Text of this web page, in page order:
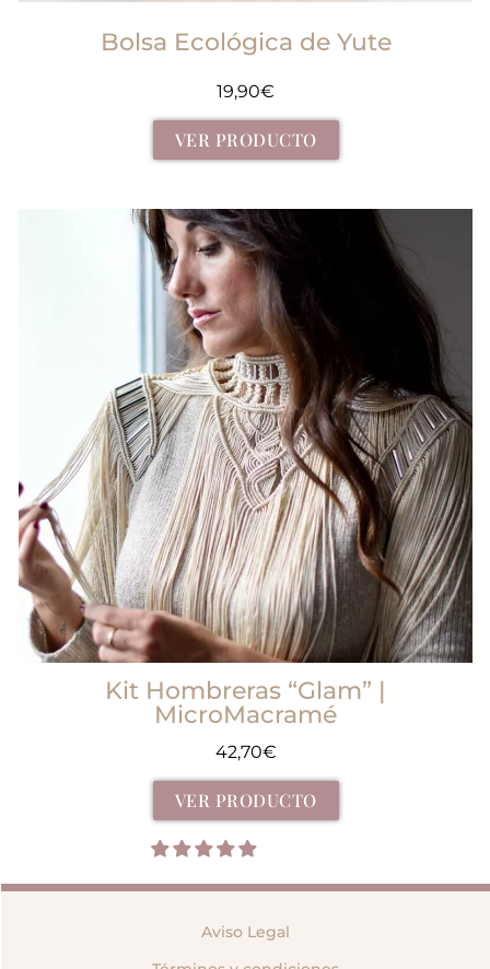
Bolsa Ecológica de Yute
19,90€
VER PRODUCTO
Kit Hombreras “Glam” |
MicroMacramé
42,70€
VER PRODUCTO
Aviso Legal